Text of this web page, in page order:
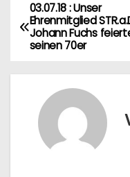
B
e
i
03.07.18 : Unser
Ehrenmitglied
Johann Fuchs
seinen 70er